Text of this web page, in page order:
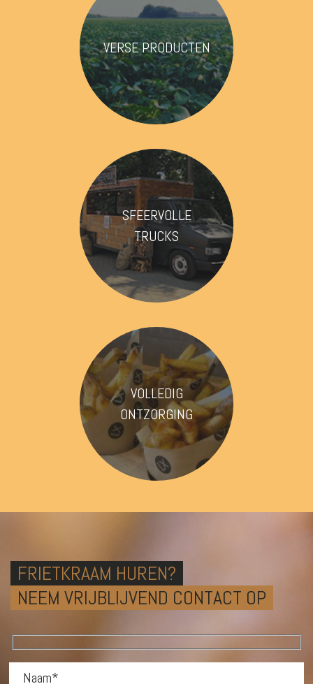
VERSE PRODUCTEN
SFEERVOLLE
TRUCKS
VOLLEDIG
ONTZORGING
FRIETKRAAM HUREN?
NEEM VRIJBLIJVEND CONTACT OP